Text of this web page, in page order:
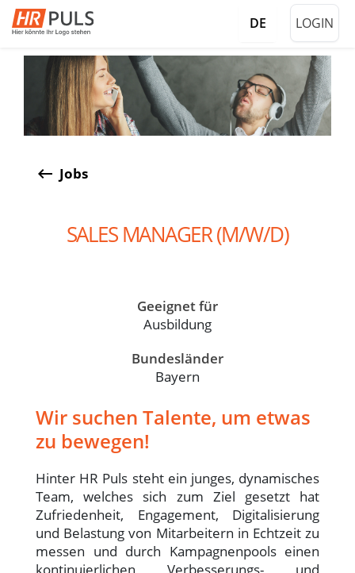
DE LOGIN
keyboard_backspace Jobs
SALES MANAGER (M/W/D)
Geeignet für
Ausbildung
Bundesländer
Bayern
Wir suchen Talente, um etwas
zu bewegen!
Hinter HR Puls steht ein junges, dynamisches
Team, welches sich zum Ziel gesetzt hat
Zufriedenheit, Engagement, Digitalisierung
und Belastung von Mitarbeitern in Echtzeit zu
messen und durch Kampagnenpools einen